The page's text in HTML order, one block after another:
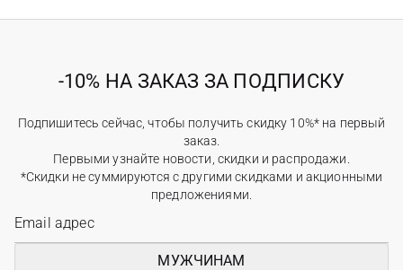
-10% НА ЗАКАЗ ЗА ПОДПИСКУ
Подпишитесь сейчас, чтобы получить скидку 10%* на первый
заказ.
Первыми узнайте новости, скидки и распродажи.
*Скидки не суммируются с другими скидками и акционными
предложениями.
МУЖЧИНАМ